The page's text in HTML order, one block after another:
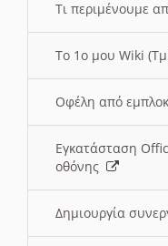
Τι περιμένουμε
Το 1ο μου Wiki
Οφέλη από
Εγκατάσταση
οθόνης
Δημιουργία